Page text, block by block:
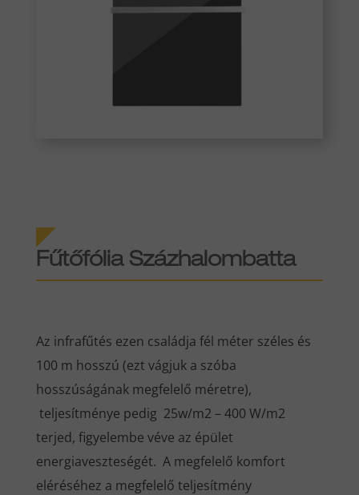
Fűtőfólia Százhalombatta
Az infrafűtés ezen családja fél méter széles és
100 m hosszú (ezt vágjuk a szóba
hosszúságának megfelelő méretre),
teljesítménye pedig 25w/m2 – 400 W/m2
terjed, figyelembe véve az épület
energiaveszteségét. A megfelelő komfort
eléréséhez a megfelelő teljesítmény